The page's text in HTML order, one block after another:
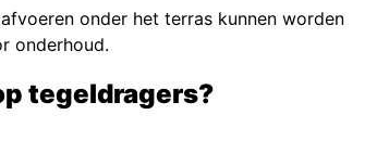
onder het terras kunnen worden
onderhoud.
tegeldragers?